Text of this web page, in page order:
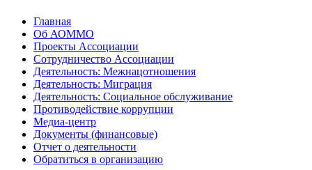
Главная
Об АОММО
Проекты Ассоциации
Сотрудничество Ассоциации
Деятельность: Межнацотношения
Деятельность: Миграция
Деятельность: Социальное обслуживание
Противодействие коррупции
Медиа-центр
Документы (финансовые)
Отчет о деятельности
Обратиться в организацию